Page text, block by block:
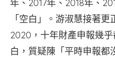
年、2017年、2018年、
「空白」。游淑慧接著
2020，十年財產申報幾
白，質疑陳「平時申報都